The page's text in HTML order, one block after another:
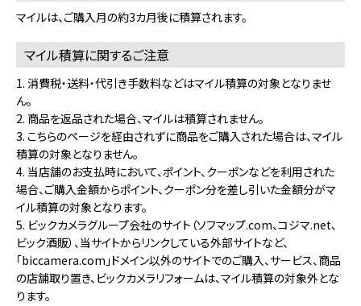
マイルは、ご購入月の約3カ月後に積算されます。
マイル積算に関するご注意
1. 消費税・送料・代引き手数料などはマイル積算の対象となりませ
ん。
2. 商品を返品された場合、マイルは積算されません。
3. こちらのページを経由されずに商品をご購入された場合は、マイル
積算の対象となりません。
4. 当店舗のお支払時において、ポイント、クーポンなどを利用された
場合、ご購入金額からポイント、クーポン分を差し引いた金額分がマ
イル積算の対象となります。
5. ビックカメラグループ会社のサイト（ソフマップ.com、コジマ.net、
ビック酒販）、当サイトからリンクしている外部サイトなど、
「biccamera.com」ドメイン以外のサイトでのご購入、サービス、商品
の店舗取り置き、ビックカメラリフォームは、マイル積算の対象外とな
ります。